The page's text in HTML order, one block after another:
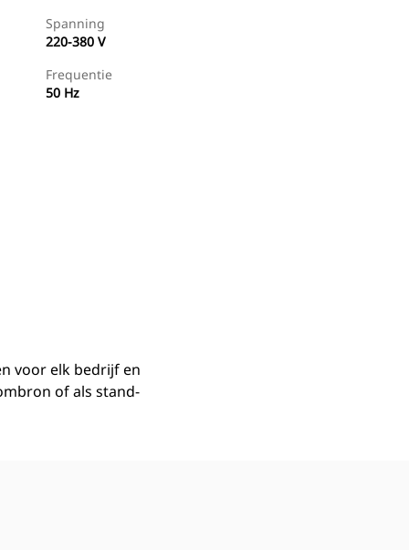
Spanning
220-380 V
Frequentie
50 Hz
voor elk bedrijf en
of als stand-